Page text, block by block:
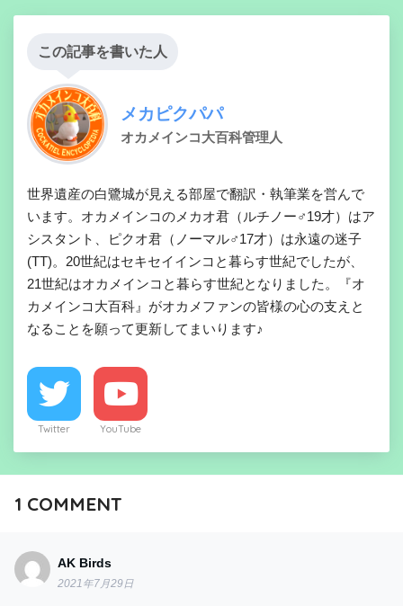
この記事を書いた人
メカピクパパ
オカメインコ大百科管理人
世界遺産の白鷺城が見える部屋で翻訳・執筆業を営んで
います。オカメインコのメカオ君（ルチノー♂19才）はア
シスタント、ピクオ君（ノーマル♂17才）は永遠の迷子
(TT)。20世紀はセキセイインコと暮らす世紀でしたが、
21世紀はオカメインコと暮らす世紀となりました。『オ
カメインコ大百科』がオカメファンの皆様の心の支えと
なることを願って更新してまいります♪
Twitter YouTube
1 COMMENT
AK Birds
2021年7月29日